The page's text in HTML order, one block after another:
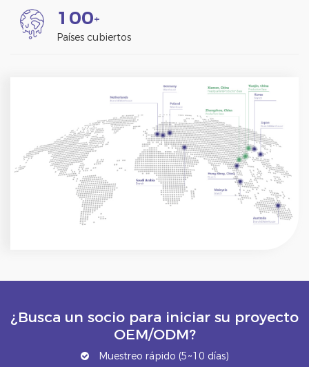
1 00+
Países cubiertos
¿Busca un socio para iniciar su proyecto
OEM/ODM?
Muestreo rápido (5~10 días)